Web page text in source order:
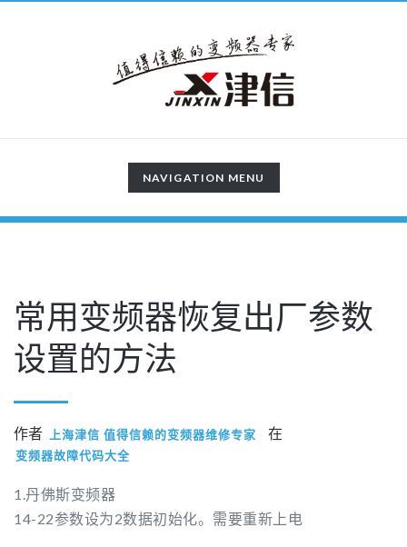
TOGGLE
NAVIGATION
NAVIGATION MENU
常用变频器恢复出厂参数
设置的方法
作者 上海津信 值得信赖的变频器维修专家 在
变频器故障代码大全
1.丹佛斯变频器
14-22参数设为2数据初始化。需要重新上电